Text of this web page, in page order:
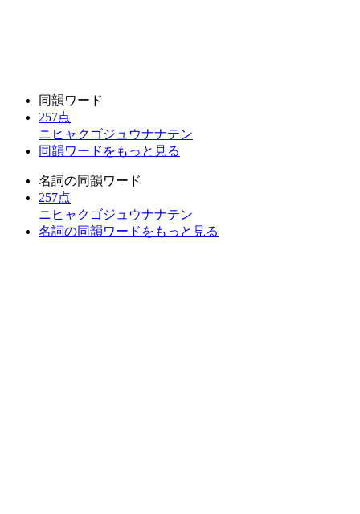
同韻ワード
257点
ニヒャクゴジュウナナテン
同韻ワードをもっと見る
名詞の同韻ワード
257点
ニヒャクゴジュウナナテン
名詞の同韻ワードをもっと見る